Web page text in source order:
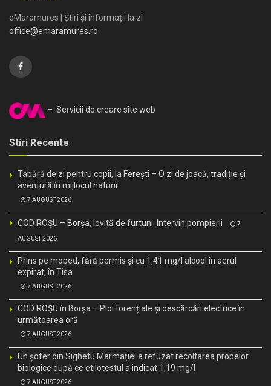
eMaramures | Știri și informații la zi
office@emaramures.ro
– Servicii de creare site web
Stiri Recente
Tabără de zi pentru copii, la Ferești – O zi de joacă, tradiție și
aventură în mijlocul naturii
7 AUGUST 2026
COD ROȘU – Borșa, lovită de furtuni. Intervin pompierii 7
AUGUST 2026
Prins pe moped, fără permis și cu 1,41 mg/l alcool în aerul
expirat, în Tisa
7 AUGUST 2026
COD ROȘU în Borșa – Ploi torențiale și descărcări electrice în
următoarea oră
7 AUGUST 2026
Un șofer din Sighetu Marmației a refuzat recoltarea probelor
biologice după ce etilotestul a indicat 1,19 mg/l
7 AUGUST 2026